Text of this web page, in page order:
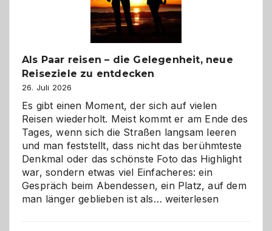
Als Paar reisen – die Gelegenheit, neue
Reiseziele zu entdecken
26. Juli 2026
Es gibt einen Moment, der sich auf vielen
Reisen wiederholt. Meist kommt er am Ende des
Tages, wenn sich die Straßen langsam leeren
und man feststellt, dass nicht das berühmteste
Denkmal oder das schönste Foto das Highlight
war, sondern etwas viel Einfacheres: ein
Gespräch beim Abendessen, ein Platz, auf dem
man länger geblieben ist als… Als
weiterlesen